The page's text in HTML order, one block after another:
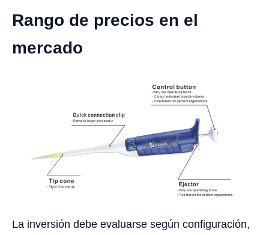
Rango de precios en el
mercado
La inversión debe evaluarse según configuración,